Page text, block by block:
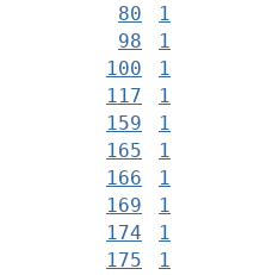
80
1
98
1
100
1
117
1
159
1
165
1
166
1
169
1
174
1
175
1